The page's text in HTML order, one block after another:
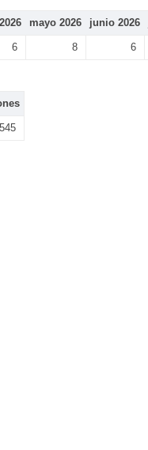
mayo 2026 junio 2026
6 8 6
545